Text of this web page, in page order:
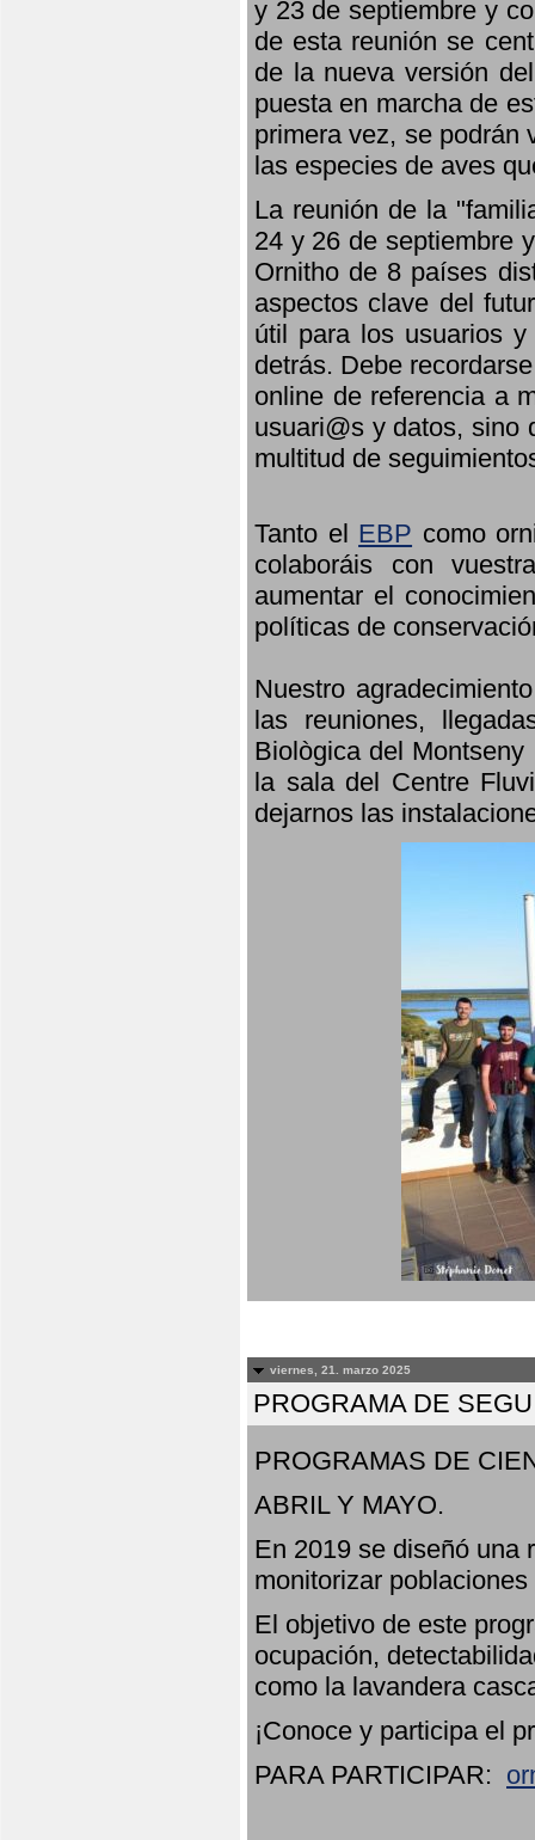
y 23 de septiembre y
de esta reunión se
de la nueva versión
puesta en marcha de
primera vez, se podrán
las especies de aves
La reunión de la
24 y 26 de septiembre
Ornitho de 8 países
aspectos clave del
útil para los usuarios
detrás. Debe
online de referencia a
usuari@s y datos, sino
multitud de
Tanto el EBP como
colaboráis con
aumentar el
políticas de
Nuestro
las reuniones,
Biològica del
la sala del Centre
dejarnos las
viernes, 21. marzo 2025
PROGRAMA DE
PROGRAMAS DE
ABRIL Y MAYO.
En 2019 se diseñó una
monitorizar
El objetivo de este
ocupación,
como la lavandera
¡Conoce y participa el
PARA PARTICIPAR: